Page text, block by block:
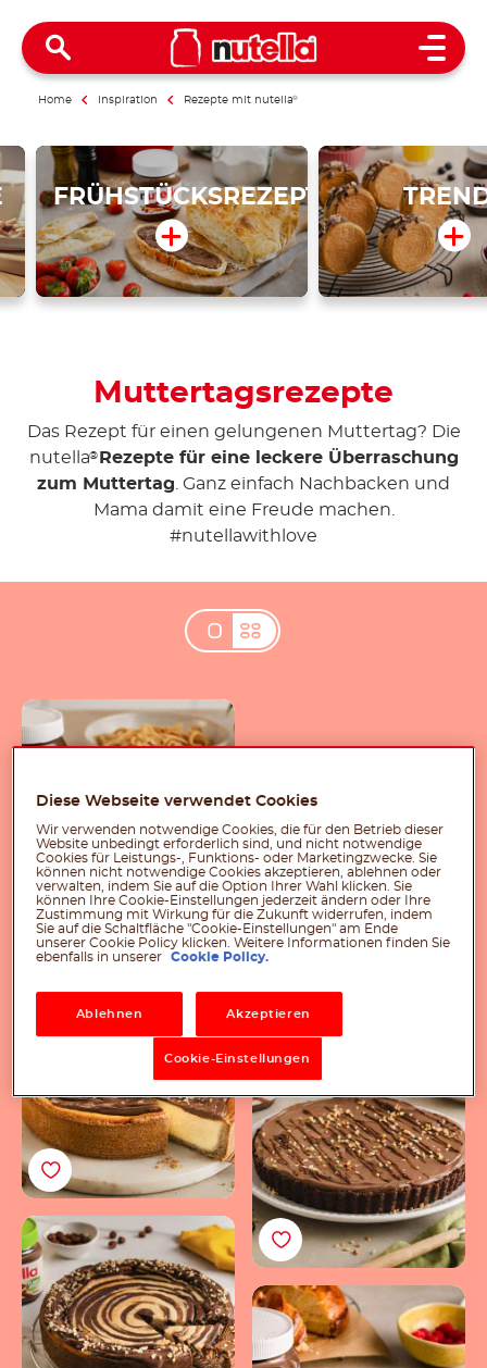
Open
Home Inspiration Rezepte mit nutella®
FRÜHSTÜCKSREZEPTE
Muttertagsrezepte
Das Rezept für einen gelungenen Muttertag? Die
nutella® Rezepte für eine leckere Überraschung
zum Muttertag. Ganz einfach Nachbacken und
Mama damit eine Freude machen.
#nutellawithlove
Pancake-Spaghetti
Rezept mit nutella®
Schokoladenkuchen
Rezept mit
nutella<sup>®</sup>
Käsekuchenrezept
<br>mit nutella®
Veganes Kuchenrezept
mit nutella® Plant-
Based
Veganer Zebra-
Käsekuchen mit
nutella® Plant-Based
Einfacher Beeren-
Babka-Hefezopf mit
nutella®
Diese Webseite verwendet Cookies
Wir verwenden notwendige Cookies, die für den Betrieb dieser
Website unbedingt erforderlich sind, und nicht notwendige
Cookies für Leistungs-, Funktions- oder Marketingzwecke. Sie
können nicht notwendige Cookies akzeptieren, ablehnen oder
verwalten, indem Sie auf die Option Ihrer Wahl klicken. Sie
können Ihre Cookie-Einstellungen jederzeit ändern oder Ihre
Zustimmung mit Wirkung für die Zukunft widerrufen, indem
Sie auf die Schaltfläche "Cookie-Einstellungen" am Ende
unserer Cookie Policy klicken. Weitere Informationen finden Sie
ebenfalls in unserer
Cookie Policy.
Ablehnen Akzeptieren
Cookie-Einstellungen